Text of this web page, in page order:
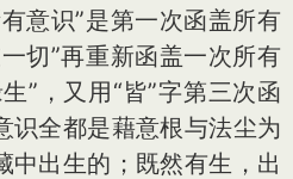
意识”是第一次函盖所有
切”再重新函盖一次所有
”，又用“皆”字第三次函
识全都是藉意根与法尘为
中出生的；既然有生，出